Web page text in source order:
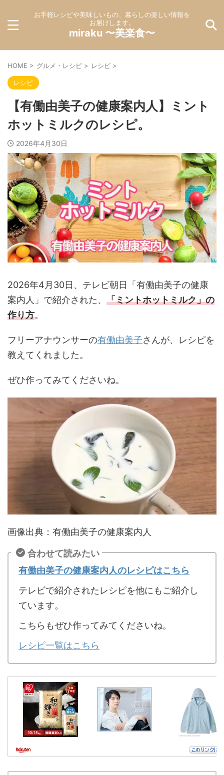
お手軽レシピや美味しいもの、暮らしの楽しい情報を
お届けします。
miraku 〜美楽食〜
HOME > グルメ・レシピ > レシピ >
レシピ
【有働由美子の健康案内人】ミント
ホットミルクのレシピ。
2026年4月30日
2026年4月30日、テレビ朝日「有働由美子の健康
案内人」で紹介された、 「ミントホットミルク」の
作り方。
フリーアナウンサーの有働由美子さんが、レシピを
教えてくれました。
ぜひ作ってみてくださいね。
画像出典：有働由美子の健康案内人
合わせて読みたい
有働由美子の健康案内人のレシピはこちら
テレビで紹介されたレシピを他にもご紹介し
ています。
こちらもぜひ作ってみてくださいね。
レシピ一覧はこちら